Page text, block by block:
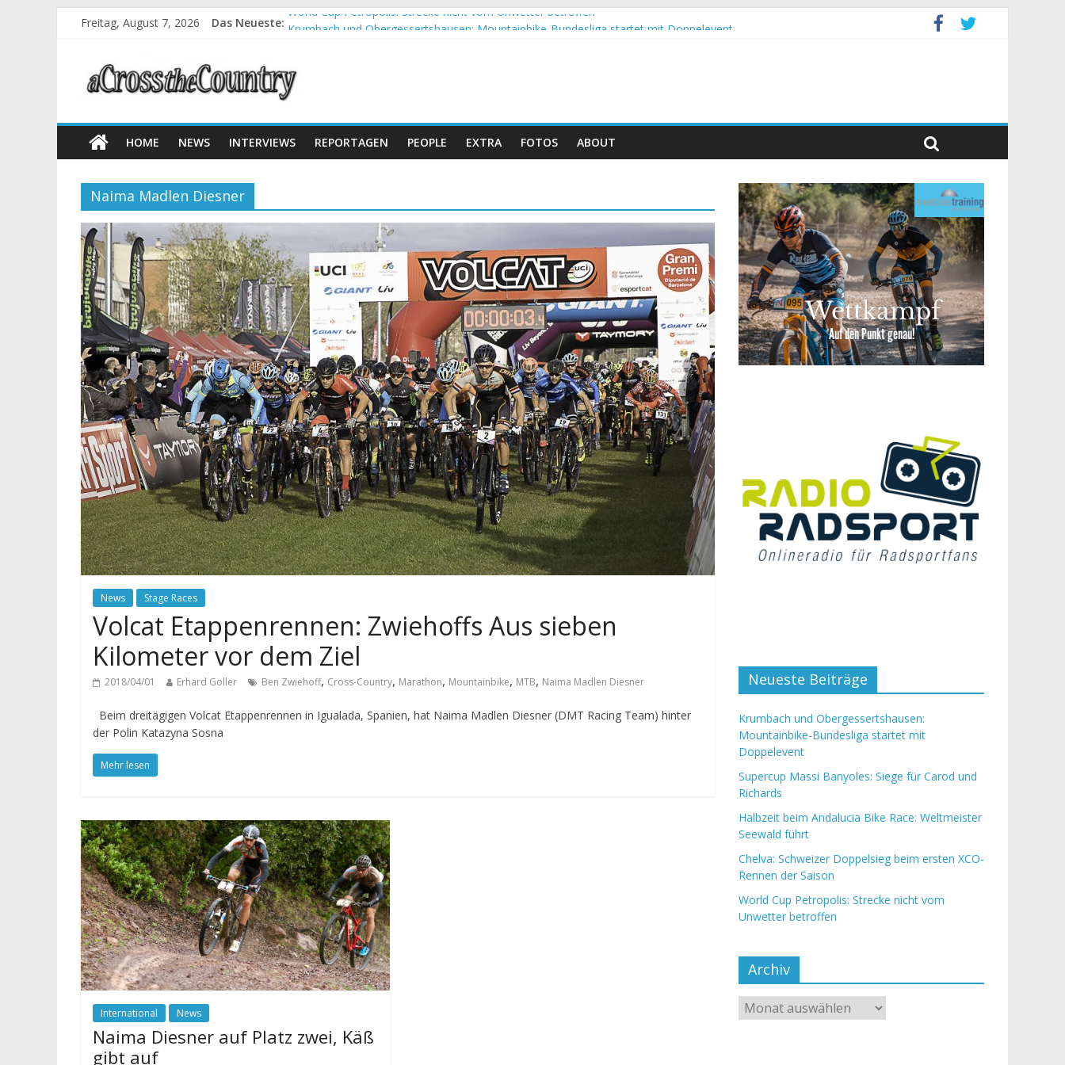
Freitag, August 7, 2026 Das Neueste: World Cup Petropolis: Strecke nicht vom Unwetter betroffen
Halbzeit beim Andalucia Bike Race: Weltmeister Seewald führt
Chelva: Schweizer Doppelsieg beim ersten XCO-Rennen der Saison
HOME NEWS INTERVIEWS REPORTAGEN PEOPLE EXTRA FOTOS ABOUT
Naima Madlen Diesner
News Stage Races
Volcat Etappenrennen: Zwiehoffs Aus sieben
Kilometer vor dem Ziel
2018/04/01 Erhard Goller Ben Zwiehoff, Cross-Country, Marathon, Mountainbike, MTB, Naima Madlen Diesner
Beim dreitägigen Volcat Etappenrennen in Igualada, Spanien, hat Naima Madlen Diesner (DMT Racing Team) hinter
der Polin Katazyna Sosna
Mehr lesen
International News
Naima Diesner auf Platz zwei, Käß
gibt auf
Neueste Beiträge
Krumbach und Obergessertshausen:
Mountainbike-Bundesliga startet mit
Doppelevent
Supercup Massi Banyoles: Siege für Carod und
Richards
Halbzeit beim Andalucia Bike Race: Weltmeister
Seewald führt
Chelva: Schweizer Doppelsieg beim ersten XCO-
Rennen der Saison
World Cup Petropolis: Strecke nicht vom
Unwetter betroffen
Archiv